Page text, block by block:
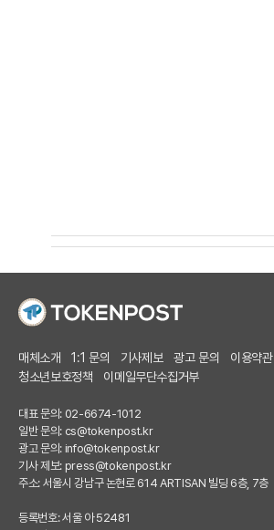
매체소개 1:1 문의 기사제보 광고 문의 이용약관
청소년보호정책
이메일무단수집거부
대표 문의: 02-6674-1012
일반 문의: cs@tokenpost.kr
광고 문의: info@tokenpost.kr
기사 제보: press@tokenpost.kr
주소: 서울시 강남구 논현로 614 ARTISAN 빌딩 6층, 7층
등록번호: 서울 아 52481